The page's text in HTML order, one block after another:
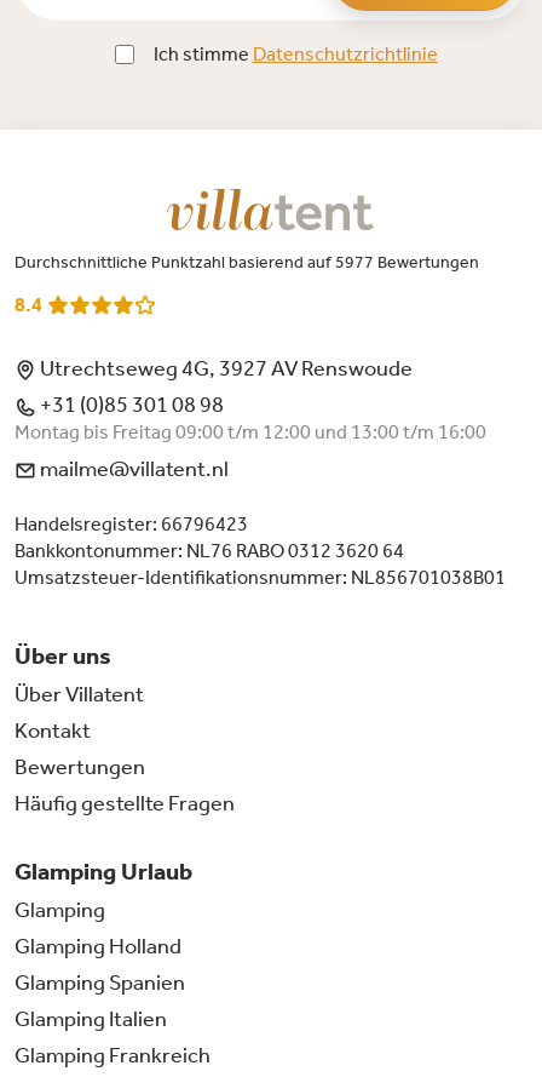
Ich stimme Datenschutzrichtlinie
Durchschnittliche Punktzahl basierend auf 5977 Bewertungen
8.4
Utrechtseweg 4G, 3927 AV Renswoude
+31 (0)85 301 08 98
Montag bis Freitag 09:00 t/m 12:00 und 13:00 t/m 16:00
mailme@villatent.nl
Handelsregister: 66796423
Bankkontonummer: NL76 RABO 0312 3620 64
Umsatzsteuer-Identifikationsnummer: NL856701038B01
Über uns
Über Villatent
Kontakt
Bewertungen
Häufig gestellte Fragen
Glamping Urlaub
Glamping
Glamping Holland
Glamping Spanien
Glamping Italien
Glamping Frankreich